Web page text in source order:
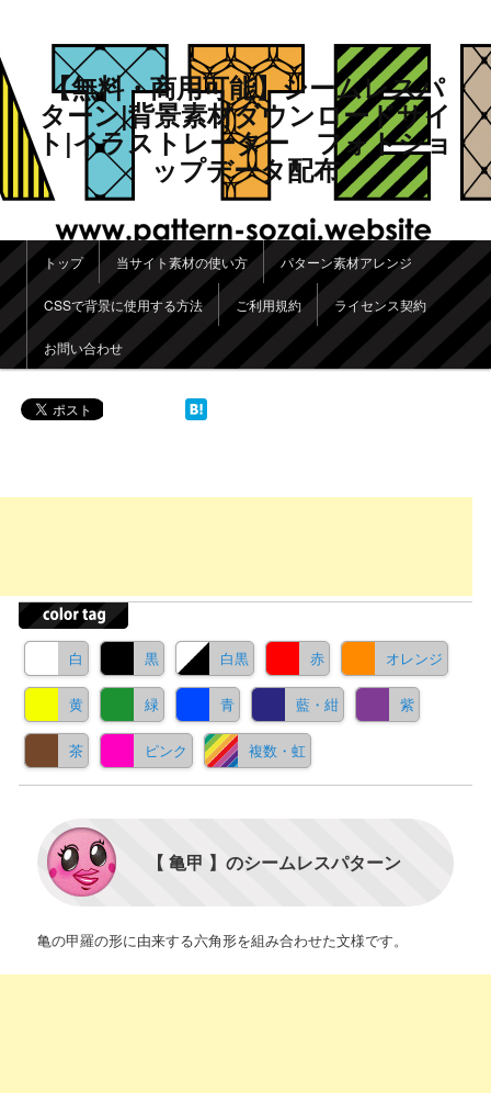
【無料・商用可能】シームレスパ
ターン|背景素材ダウンロードサイ
ト|イラストレーター フォトショ
ップデータ配布
メインメニュー
メインコンテンツへ移動
サブコンテンツへ移動
トップ 当サイト素材の使い方 パターン素材アレンジ
CSSで背景に使用する方法 ご利用規約 ライセンス契約
お問い合わせ
白 黒 白黒 赤 オレンジ
黄 緑 青 藍・紺 紫
茶 ピンク 複数・虹
【 亀甲 】のシームレスパターン
亀の甲羅の形に由来する六角形を組み合わせた文様です。